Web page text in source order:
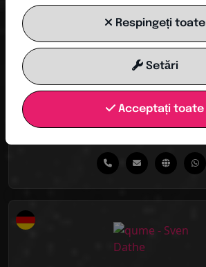
Ulrike Mattern
Respingeți toate
Setări
Acceptați toate